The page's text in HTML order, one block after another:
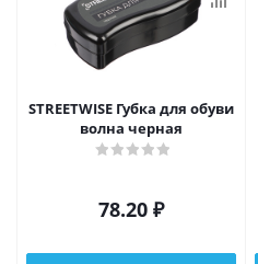
STREETWISE Губка для обуви
волна черная
78.20 ₽